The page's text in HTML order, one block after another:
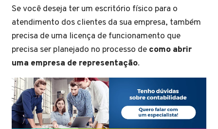
Se você deseja ter um escritório físico para o
atendimento dos clientes da sua empresa, também
precisa de uma licença de funcionamento que
precisa ser planejado no processo de como abrir
uma empresa de representação.